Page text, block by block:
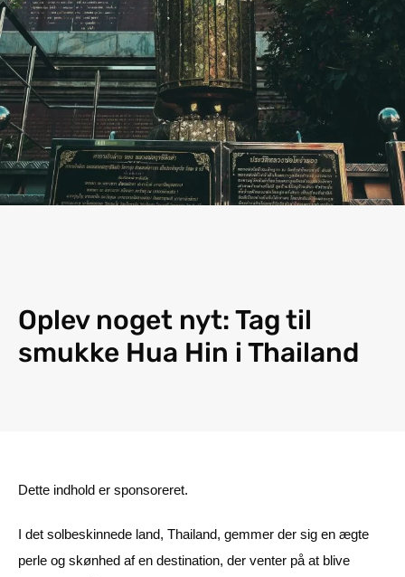
Oplev noget nyt: Tag til
smukke Hua Hin i Thailand
Dette indhold er sponsoreret.
I det solbeskinnede land, Thailand, gemmer der sig en ægte
perle og skønhed af en destination, der venter på at blive